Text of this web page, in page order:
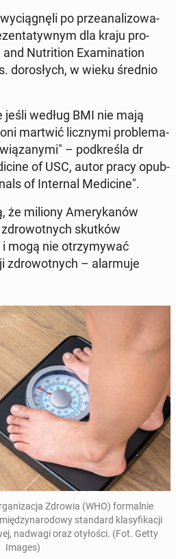
po przeanal­i­zowa­
dla kraju pro­
Nu­tri­tion Ex­am­i­na­tion
dorosłych, w wieku średnio
jeśli według BMI nie mają
martwić liczny­mi prob­le­ma­
– pod­kreśla dr
of USC, autor pracy op­ub­
of In­ter­nal Med­i­cine".
że miliony Amerykanów
skutków
mogą nie otrzymy­wać
zdrowot­nych – alar­mu­je
Zdrowia (WHO) for­mal­nie
stan­dard klasy­fikacji
nadwagi oraz otyłoś­ci. (Fot. Getty
Images)